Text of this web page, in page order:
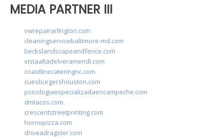
MEDIA PARTNER III
vwrepairarlington.com
cleaningservicebaltimore-md.com
beckslandscapeandfence.com
vistaaltadelveramendi.com
coastlinecateringnc.com
cuesburgershouston.com
psicologiaespecializadaencampeche.com
dmtacos.com
crescentstreetprinting.com
hornopizza.com
driveadragster.com